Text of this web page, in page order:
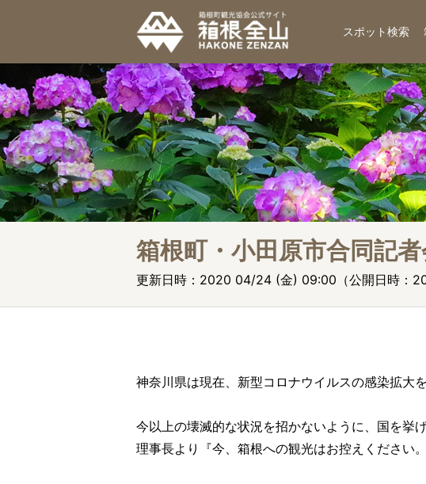
スポット検索
箱根町・小田原市合同記
更新日時：2020 04/24 (金) 09:00（公開日時：
神奈川県は現在、新型コロナウイルスの感染拡大
今以上の壊滅的な状況を招かないように、国を挙
理事長より『今、箱根への観光はお控えください